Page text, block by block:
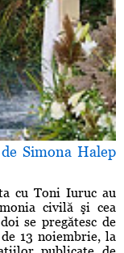
Simona Halep
cu Toni Iuruc au
civilă şi cea
se pregătesc de
13 noiembrie, la